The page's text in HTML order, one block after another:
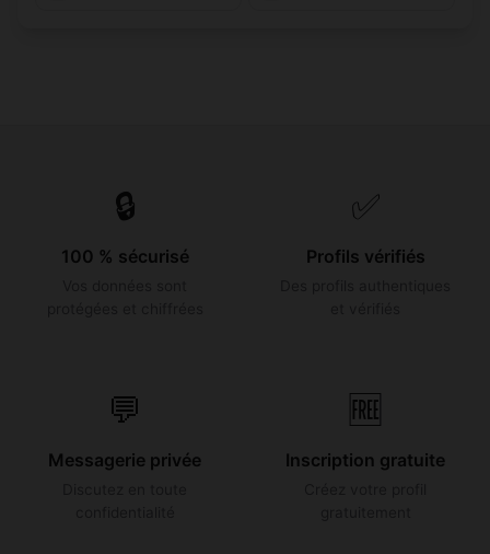
🔒
100 % sécurisé
✅
Profils vérifiés
💬
Messagerie privée
🆓
Inscription gratuite